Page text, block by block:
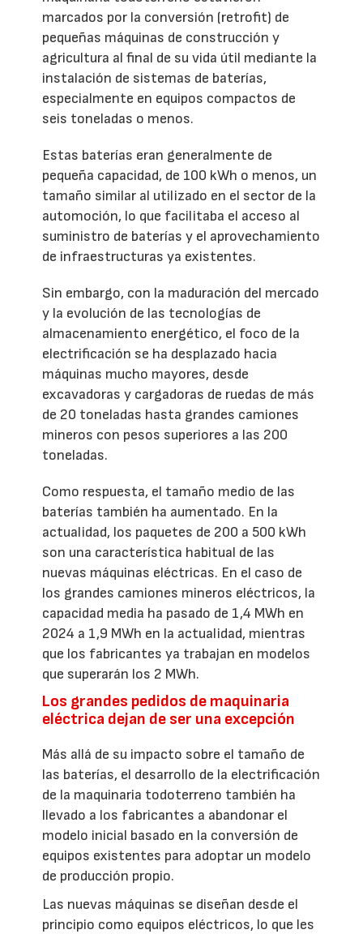
marcados por la conversión (retrofit) de
pequeñas máquinas de construcción y
agricultura al final de su vida útil mediante la
instalación de sistemas de baterías,
especialmente en equipos compactos de
seis toneladas o menos.
Estas baterías eran generalmente de
pequeña capacidad, de 100 kWh o menos, un
tamaño similar al utilizado en el sector de la
automoción, lo que facilitaba el acceso al
suministro de baterías y el aprovechamiento
de infraestructuras ya existentes.
Sin embargo, con la maduración del mercado
y la evolución de las tecnologías de
almacenamiento energético, el foco de la
electrificación se ha desplazado hacia
máquinas mucho mayores, desde
excavadoras y cargadoras de ruedas de más
de 20 toneladas hasta grandes camiones
mineros con pesos superiores a las 200
toneladas.
Como respuesta, el tamaño medio de las
baterías también ha aumentado. En la
actualidad, los paquetes de 200 a 500 kWh
son una característica habitual de las
nuevas máquinas eléctricas. En el caso de
los grandes camiones mineros eléctricos, la
capacidad media ha pasado de 1,4 MWh en
2024 a 1,9 MWh en la actualidad, mientras
que los fabricantes ya trabajan en modelos
que superarán los 2 MWh.
Los grandes pedidos de maquinaria
eléctrica dejan de ser una excepción
Más allá de su impacto sobre el tamaño de
las baterías, el desarrollo de la electrificación
de la maquinaria todoterreno también ha
llevado a los fabricantes a abandonar el
modelo inicial basado en la conversión de
equipos existentes para adoptar un modelo
de producción propio.
Las nuevas máquinas se diseñan desde el
principio como equipos eléctricos, lo que les